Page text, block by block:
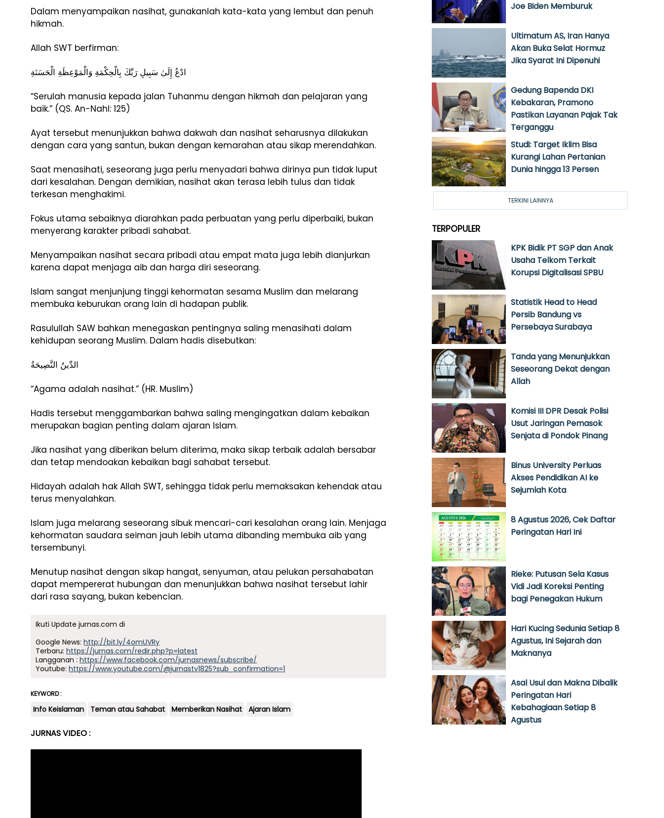
Dalam menyampaikan nasihat, gunakanlah kata-kata yang lembut dan penuh
hikmah.
Allah SWT berfirman:
ادْعُ إِلَىٰ سَبِيلِ رَبِّكَ بِالْحِكْمَةِ وَالْمَوْعِظَةِ الْحَسَنَةِ
“Serulah manusia kepada jalan Tuhanmu dengan hikmah dan pelajaran yang
baik.” (QS. An-Nahl: 125)
Ayat tersebut menunjukkan bahwa dakwah dan nasihat seharusnya dilakukan
dengan cara yang santun, bukan dengan kemarahan atau sikap merendahkan.
Saat menasihati, seseorang juga perlu menyadari bahwa dirinya pun tidak luput
dari kesalahan. Dengan demikian, nasihat akan terasa lebih tulus dan tidak
terkesan menghakimi.
Fokus utama sebaiknya diarahkan pada perbuatan yang perlu diperbaiki, bukan
menyerang karakter pribadi sahabat.
Menyampaikan nasihat secara pribadi atau empat mata juga lebih dianjurkan
karena dapat menjaga aib dan harga diri seseorang.
Islam sangat menjunjung tinggi kehormatan sesama Muslim dan melarang
membuka keburukan orang lain di hadapan publik.
Rasulullah SAW bahkan menegaskan pentingnya saling menasihati dalam
kehidupan seorang Muslim. Dalam hadis disebutkan:
الدِّينُ النَّصِيحَةُ
“Agama adalah nasihat.” (HR. Muslim)
Hadis tersebut menggambarkan bahwa saling mengingatkan dalam kebaikan
merupakan bagian penting dalam ajaran Islam.
Jika nasihat yang diberikan belum diterima, maka sikap terbaik adalah bersabar
dan tetap mendoakan kebaikan bagi sahabat tersebut.
Hidayah adalah hak Allah SWT, sehingga tidak perlu memaksakan kehendak atau
terus menyalahkan.
Islam juga melarang seseorang sibuk mencari-cari kesalahan orang lain. Menjaga
kehormatan saudara seiman jauh lebih utama dibanding membuka aib yang
tersembunyi.
Menutup nasihat dengan sikap hangat, senyuman, atau pelukan persahabatan
dapat mempererat hubungan dan menunjukkan bahwa nasihat tersebut lahir
dari rasa sayang, bukan kebencian.
Ikuti Update jurnas.com di
Google News: http://bit.ly/4omUVRy
Terbaru: https://jurnas.com/redir.php?p=latest
Langganan : https://www.facebook.com/jurnasnews/subscribe/
Youtube: https://www.youtube.com/@jurnastv1825?sub_confirmation=1
KEYWORD :
Info Keislaman Teman atau Sahabat Memberikan Nasihat Ajaran Islam
JURNAS VIDEO :
Joe Biden Memburuk
Ultimatum AS, Iran Hanya
Akan Buka Selat Hormuz
Jika Syarat Ini Dipenuhi
Gedung Bapenda DKI
Kebakaran, Pramono
Pastikan Layanan Pajak Tak
Terganggu
Studi: Target Iklim Bisa
Kurangi Lahan Pertanian
Dunia hingga 13 Persen
TERKINI LAINNYA
TERPOPULER
KPK Bidik PT SGP dan Anak
Usaha Telkom Terkait
Korupsi Digitalisasi SPBU
Statistik Head to Head
Persib Bandung vs
Persebaya Surabaya
Tanda yang Menunjukkan
Seseorang Dekat dengan
Allah
Komisi III DPR Desak Polisi
Usut Jaringan Pemasok
Senjata di Pondok Pinang
Binus University Perluas
Akses Pendidikan AI ke
Sejumlah Kota
8 Agustus 2026, Cek Daftar
Peringatan Hari Ini
Rieke: Putusan Sela Kasus
Vidi Jadi Koreksi Penting
bagi Penegakan Hukum
Hari Kucing Sedunia Setiap 8
Agustus, Ini Sejarah dan
Maknanya
Asal Usul dan Makna Dibalik
Peringatan Hari
Kebahagiaan Setiap 8
Agustus